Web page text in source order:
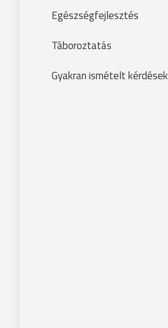
Egészségfejlesztés
Táboroztatás
Gyakran ismételt kérdések